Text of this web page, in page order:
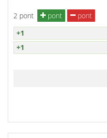
2 pont pont
pont
+1
+1